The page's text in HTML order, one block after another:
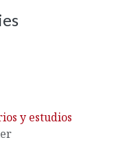
y estudios